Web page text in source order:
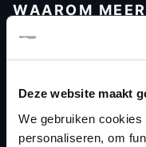
Deze website maakt
We gebruiken
personaliseren, om
WAAROM
GARAGES
Scherpe prijzen,
je eigen werkplaats.
Bij Dyno-